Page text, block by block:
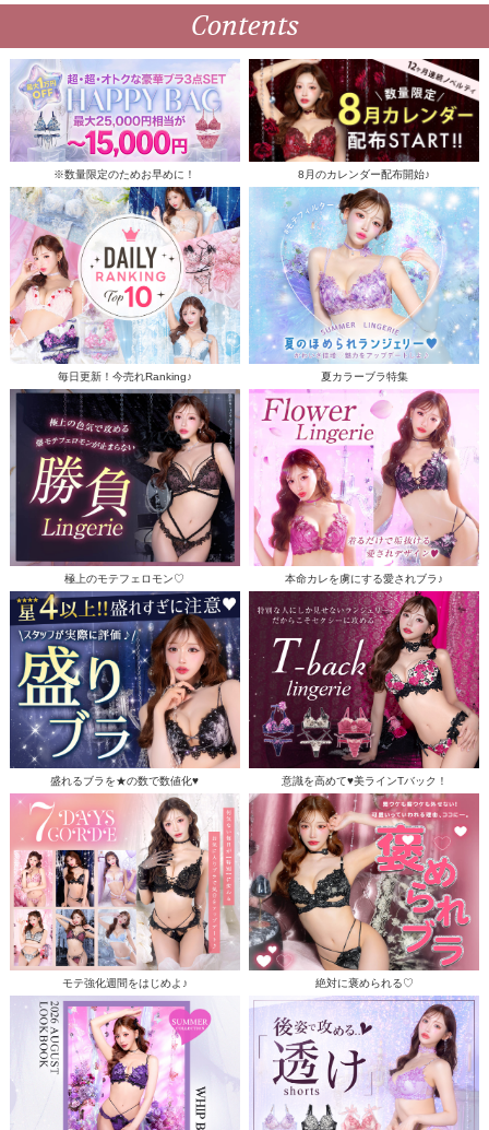
Contents
※数量限定のためお早めに！ 8月のカレンダー配布開始♪
毎日更新！今売れRanking♪ 夏カラーブラ特集
極上のモテフェロモン♡ 本命カレを虜にする愛されブラ♪
盛れるブラを★の数で数値化♥ 意識を高めて♥美ラインTバック！
モテ強化週間をはじめよ♪ 絶対に褒められる♡